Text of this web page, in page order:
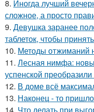
8. Иногда лучший
сложное, а просто
9. Девушка заранее
таблеток, чтобы
10. Методы отжиманий
11. Лесная нимфа:
успенской
12. В доме всё
13. Наконец - то
14. Что делать при